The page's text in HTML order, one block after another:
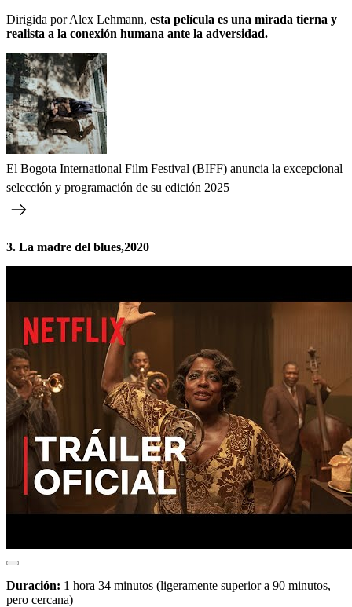
Dirigida por Alex Lehmann, esta película es una mirada tierna y
realista a la conexión humana ante la adversidad.
El Bogota International Film Festival (BIFF) anuncia la excepcional
selección y programación de su edición 2025
3. La madre del blues,2020
Duración: 1 hora 34 minutos (ligeramente superior a 90 minutos,
pero cercana)